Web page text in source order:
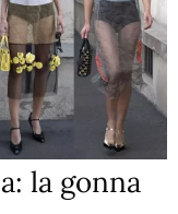
la gonna